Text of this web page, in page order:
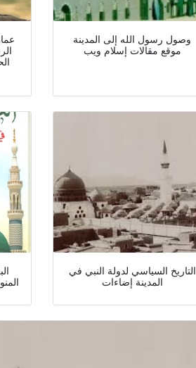
وصول رسول الله إلى المدينة
موقع مقالات إسلام ويب
التاريخ السياسي لدولة النبي في
المدينة إضاءات